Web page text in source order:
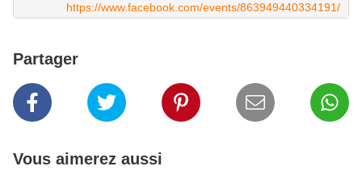
https://www.facebook.com/events/863949440334191/
Partager
Vous aimerez aussi